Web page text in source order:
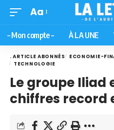
Aa
– Mon compte – À LA UNE
. ARTICLE ABONNÉS ECONOMIE-
TECHNOLOGIE
Le groupe Iliad
chiffres record